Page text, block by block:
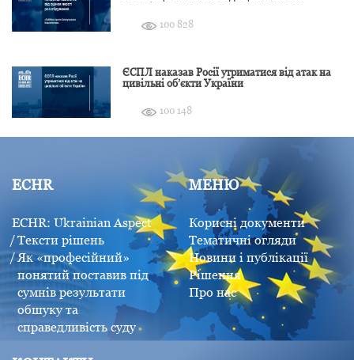
100 828
ЄСПЛ наказав Росії утриматися від атак на
цивільні об’єкти України
100 148
ECHR
ECHR: Ukrainian Aspect
Тексти рішень
Як «професійний»
понятий поставив під
сумнів результати
обшуку та
справедливість суду
МЕНЮ
Корисні документи
Тематичні огляди
Новини і публікації
Рішення
Про нас